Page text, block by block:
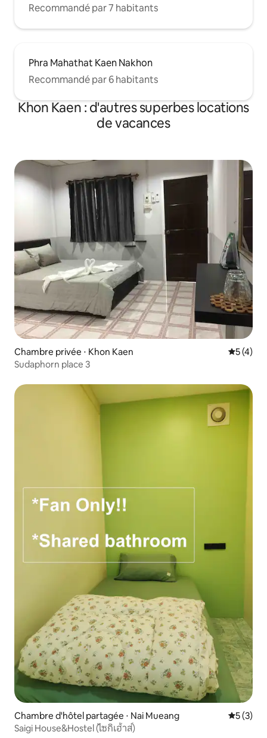
Recommandé par 7 habitants
Phra Mahathat Kaen Nakhon
Recommandé par 6 habitants
Khon Kaen : d'autres superbes locations
de vacances
Chambre privée ⋅ Khon Kaen
5 (4)
Sudaphorn place 3
Chambre d'hôtel partagée ⋅ Nai Mueang
5 (3)
Saigi House&Hostel (ไซกิเฮ้าส์)